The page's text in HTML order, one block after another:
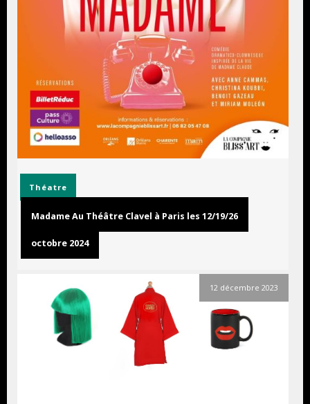
Théatre
Madame Au Théâtre Clavel à Paris les 12/19/26
octobre 2024
12 décembre 2023